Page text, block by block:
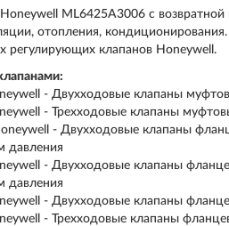
ML6425A3006 с
отопления,
регулирующих клапанов Honeywell.
- Двухходовые клапаны
- Трехходовые клапаны
- Двухходовые клапаны
давления
- Двухходовые клапаны
давления
- Двухходовые клапаны
- Трехходовые клапаны